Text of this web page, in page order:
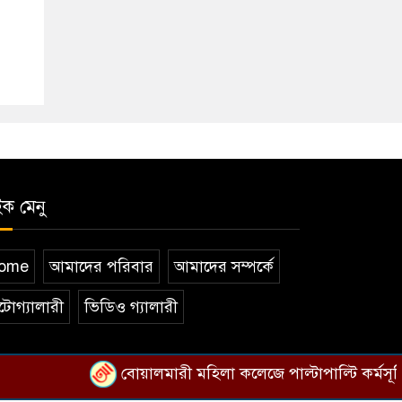
মেনু
আমাদের পরিবার আমাদের সম্পর্কে
ভিডিও গ্যালারী
বোয়ালমারী মহিলা কলেজে পাল্টাপাল্টি কর্মসূচি,